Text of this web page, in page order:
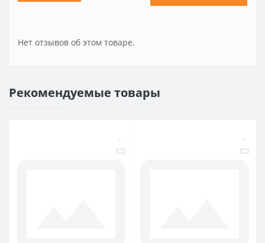
Нет отзывов об этом товаре.
Рекомендуемые товары